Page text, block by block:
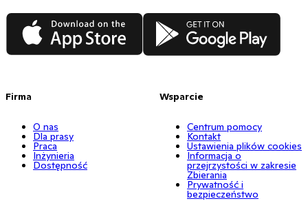
App Store Google Play
Firma
O nas
Dla prasy
Praca
Inżynieria
Dostępność
Wsparcie
Centrum pomocy
Kontakt
Ustawienia plików cookies
Informacja o
przejrzystości w zakresie
Zbierania
Prywatność i
bezpieczeństwo